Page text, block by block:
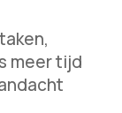
meer tijd